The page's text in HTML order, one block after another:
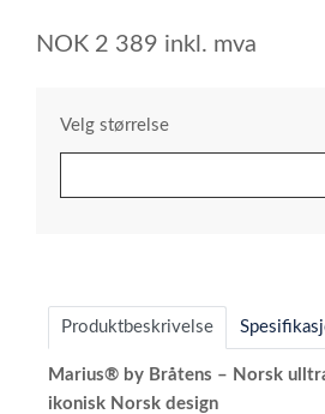
NOK 2 389 inkl. mva
Velg størrelse
Produktbeskrivelse
Marius® by Bråtens – Norsk
ikonisk Norsk design